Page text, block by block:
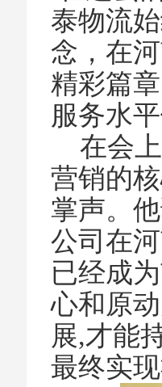
泰物流
念，在
精彩篇
服务水
在会上
营销的
掌声。
公司在
已经成
心和原
展,才能
最终实